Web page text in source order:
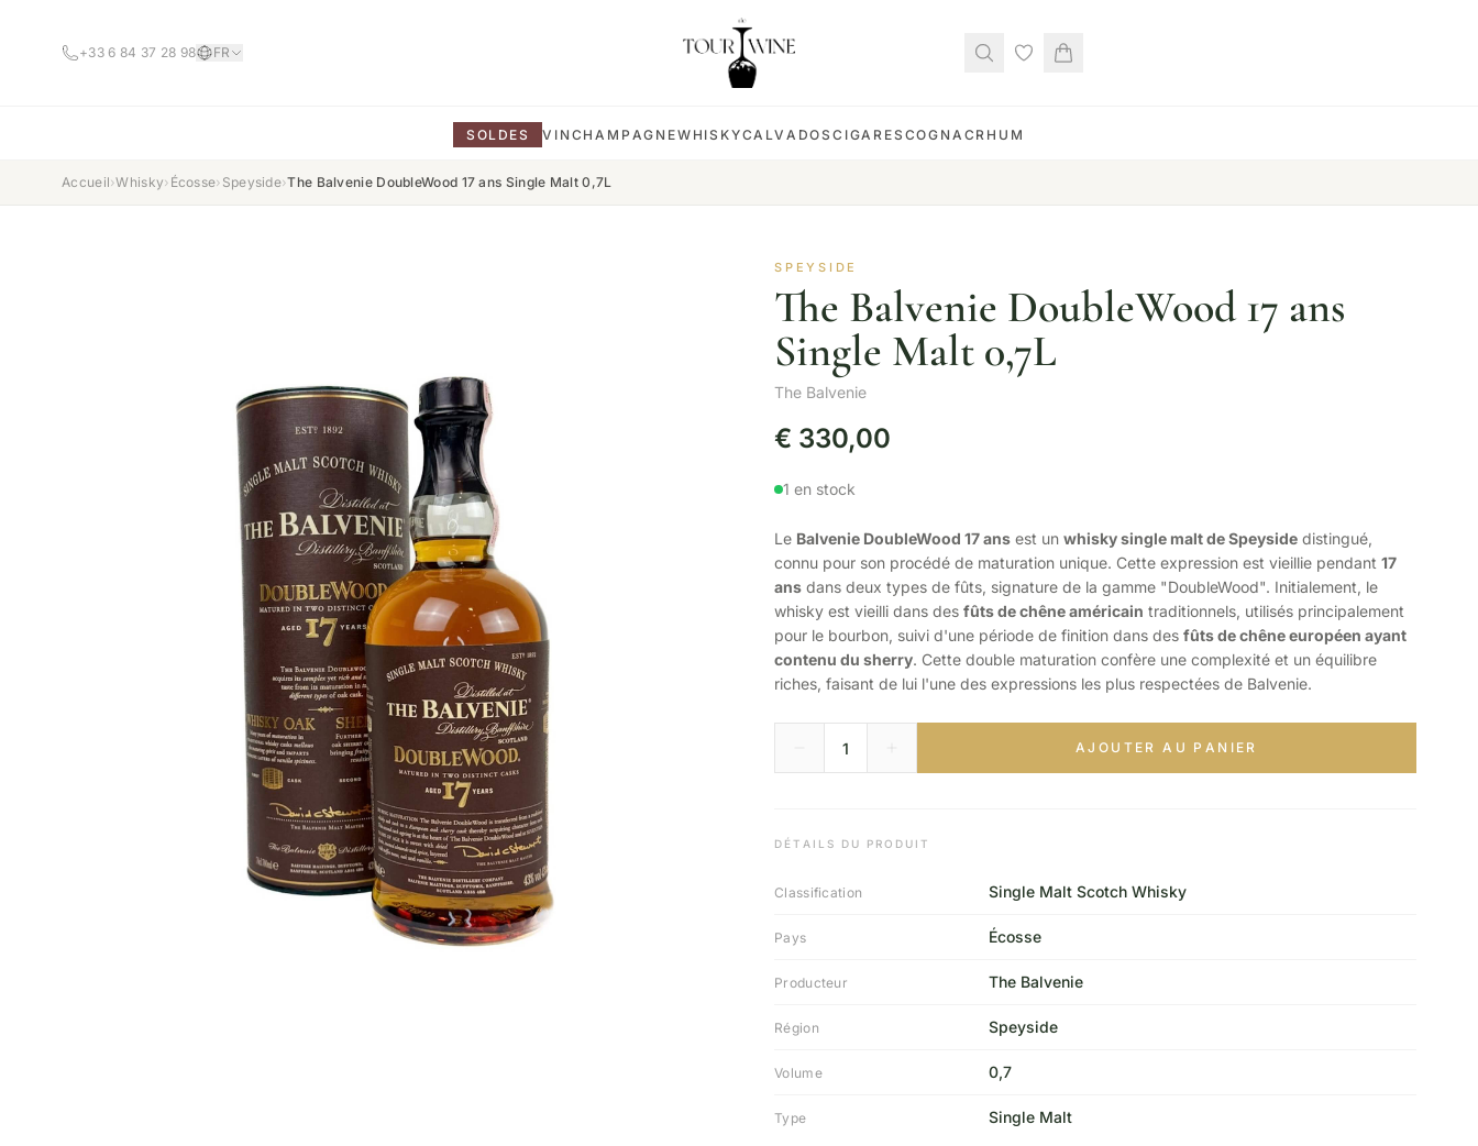
+33 6 84 37 28 98 FR
SOLDES VIN CHAMPAGNEWHISKYCALVADOS CIGARES COGNAC RHUM
Accueil›Whisky› Écosse› Speyside›The Balvenie DoubleWood 17 ans Single Malt 0,7L
SPEYSIDE
The Balvenie DoubleWood 17 ans
Single Malt 0,7L
The Balvenie
€ 330,00
1 en stock
Le Balvenie DoubleWood 17 ans est un whisky single malt de Speyside distingué,
connu pour son procédé de maturation unique. Cette expression est vieillie pendant 17
ans dans deux types de fûts, signature de la gamme "DoubleWood". Initialement, le
whisky est vieilli dans des fûts de chêne américain traditionnels, utilisés principalement
pour le bourbon, suivi d'une période de finition dans des fûts de chêne européen ayant
contenu du sherry. Cette double maturation confère une complexité et un équilibre
riches, faisant de lui l'une des expressions les plus respectées de Balvenie.
AJOUTER AU PANIER
DÉTAILS DU PRODUIT
Classification Single Malt Scotch Whisky
Pays Écosse
Producteur The Balvenie
Région Speyside
Volume 0,7
Type Single Malt